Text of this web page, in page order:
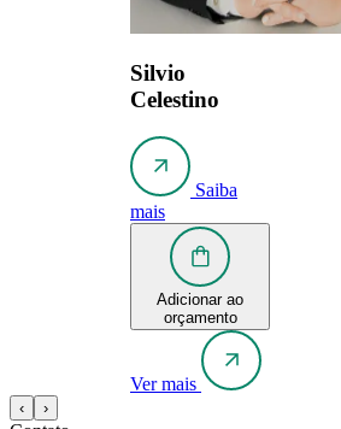
Silvio
Celestino
Saiba
mais
Adicionar ao
orçamento
Ver mais
‹ ›